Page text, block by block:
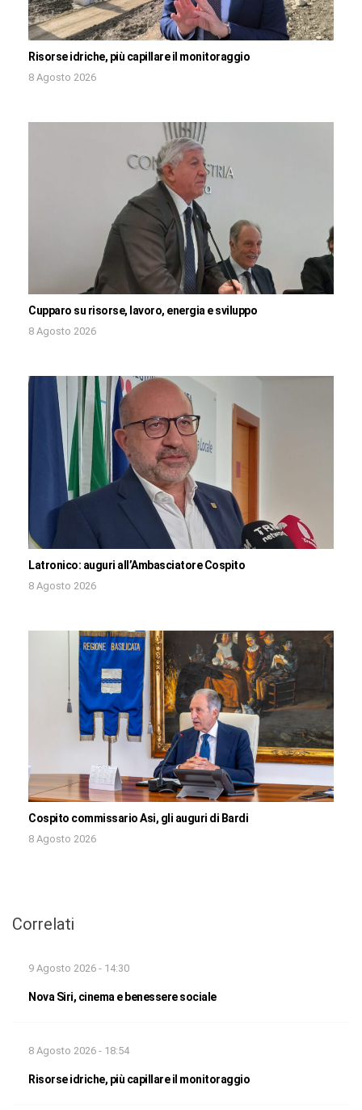
Risorse idriche, più capillare il monitoraggio
8 Agosto 2026
Cupparo su risorse, lavoro, energia e sviluppo
8 Agosto 2026
Latronico: auguri all’Ambasciatore Cospito
8 Agosto 2026
Cospito commissario Asi, gli auguri di Bardi
8 Agosto 2026
Correlati
9 Agosto 2026 - 14:30
Nova Siri, cinema e benessere sociale
8 Agosto 2026 - 18:54
Risorse idriche, più capillare il monitoraggio